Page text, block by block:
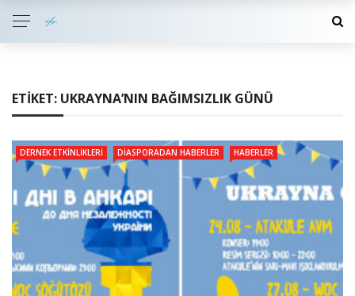
ETIKET: UKRAYNA’NIN BAĞIMSIZLIK GÜNÜ
DERNEK ETKINLIKLERI DIASPORADAN HABERLER HABERLER